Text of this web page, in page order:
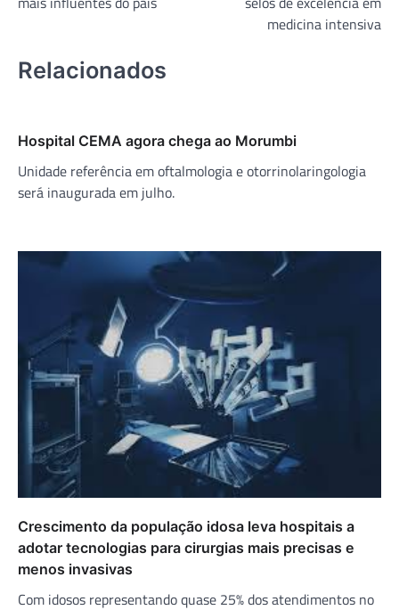
medicina intensiva
Relacionados
Hospital CEMA agora chega ao Morumbi
Unidade referência em oftalmologia e otorrinolaringologia
será inaugurada em julho.
Crescimento da população idosa leva hospitais a
adotar tecnologias para cirurgias mais precisas e
menos invasivas
Com idosos representando quase 25% dos atendimentos no